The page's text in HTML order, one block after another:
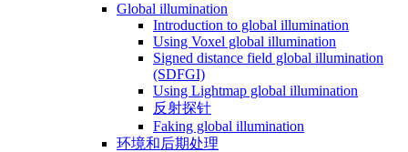
Global illumination
Introduction to global illumination
Using Voxel global illumination
Signed distance field global illumination
(SDFGI)
Using Lightmap global illumination
反射探针
Faking global illumination
环境和后期处理